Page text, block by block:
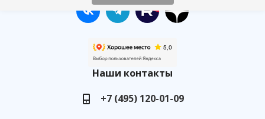
Наши контакты
+7 (495) 120-01-09